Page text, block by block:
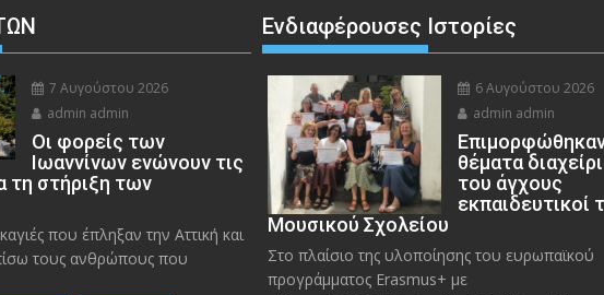
7 Αυγούστου 2026
admin admin
Οι φορείς των
Ιωαννίνων ενώνουν τις
τη στήριξη των
που έπληξαν την Αττική και
τους ανθρώπους που
Ενδιαφέρουσες Ιστορίες
6 Αυγούστου 2026
admin admin
θέματα
του άγχους
εκπαιδευτικοί
Μουσικού Σχολείου
Στο πλαίσιο της υλοποίησης του ευρωπαϊκού
προγράμματος Erasmus+ με